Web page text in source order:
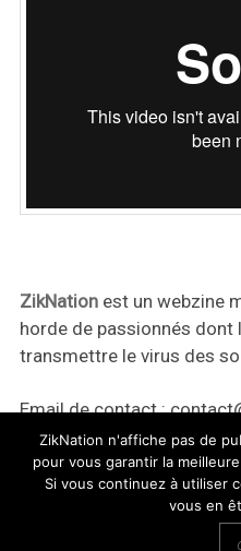
ZikNationest un webzine
horde de passionnés dont
transmettre le virus des
Email de contact :
ZikNation n'affiche pas de
pour vous garantir la
Si vous continuez à utiliser
vous en